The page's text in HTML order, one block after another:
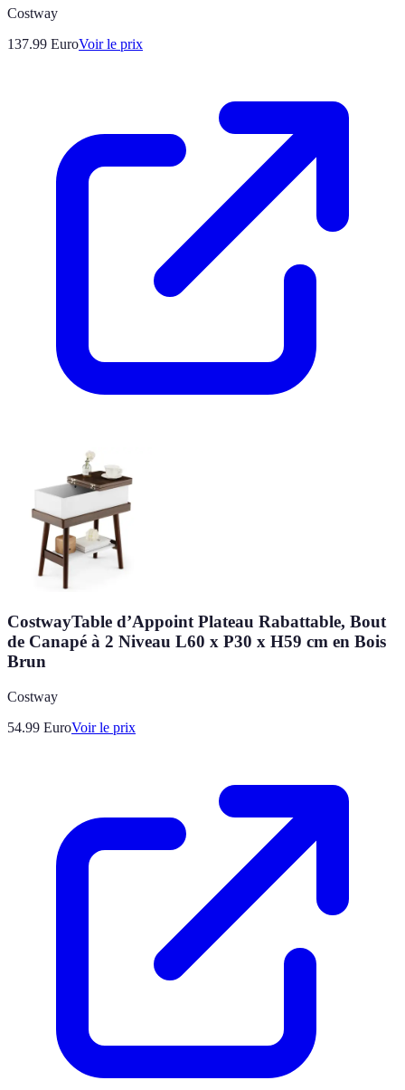
Costway
137.99 EuroVoir le prix
CostwayTable d’Appoint Plateau Rabattable, Bout
de Canapé à 2 Niveau L60 x P30 x H59 cm en Bois
Brun
Costway
54.99 EuroVoir le prix